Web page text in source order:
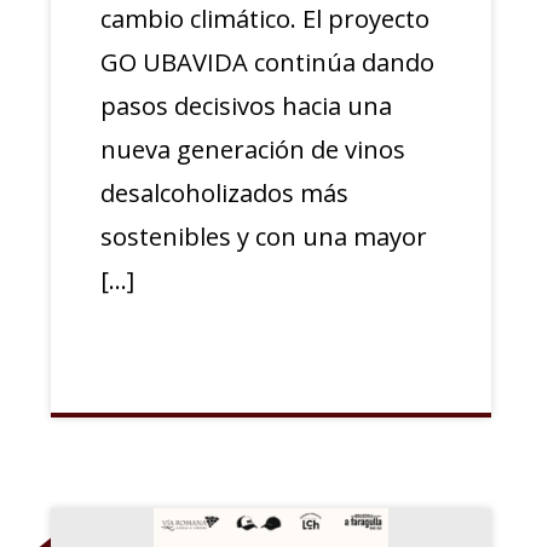
cambio climático. El proyecto
GO UBAVIDA continúa dando
pasos decisivos hacia una
nueva generación de vinos
desalcoholizados más
sostenibles y con una mayor
[…]